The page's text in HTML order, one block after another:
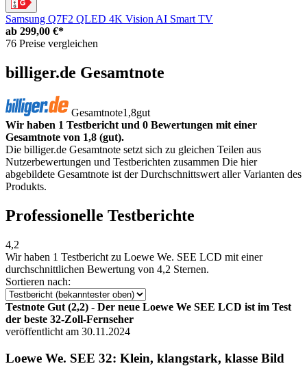
Samsung Q7F2 QLED 4K Vision AI Smart TV
ab 299,00 €*
76 Preise vergleichen
billiger.de Gesamtnote
Gesamtnote1,8gut
Wir haben 1 Testbericht und 0 Bewertungen mit einer
Gesamtnote von 1,8 (gut).
Die billiger.de Gesamtnote setzt sich zu gleichen Teilen aus
Nutzerbewertungen und Testberichten zusammen Die hier
abgebildete Gesamtnote ist der Durchschnittswert aller Varianten des
Produkts.
Professionelle Testberichte
4,2
Wir haben 1 Testbericht zu Loewe We. SEE LCD mit einer
durchschnittlichen Bewertung von 4,2 Sternen.
Sortieren nach:
Testnote Gut (2,2) - Der neue Loewe We SEE LCD ist im Test
der beste 32-Zoll-Fernseher
veröffentlicht am 30.11.2024
Loewe We. SEE 32: Klein, klangstark, klasse Bild